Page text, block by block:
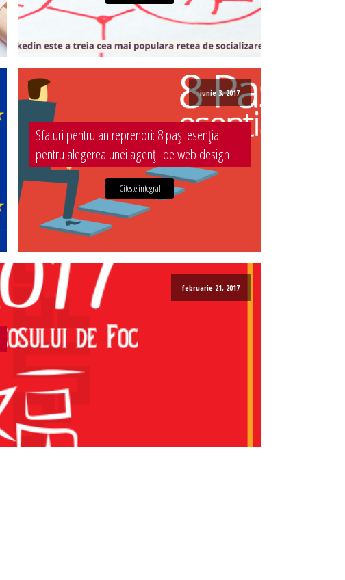
iunie 3, 2017
Sfaturi pentru antreprenori: 8 pași esențiali
pentru alegerea unei agenții de web design
Citeste integral
februarie 21, 2017